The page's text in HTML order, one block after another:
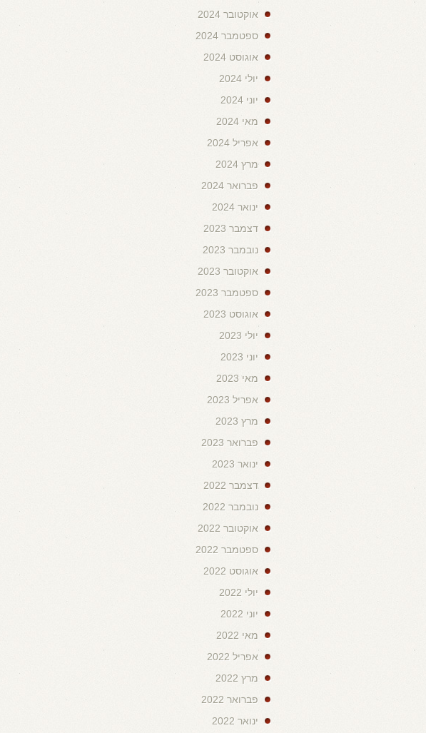
אוקטובר 2024
ספטמבר 2024
אוגוסט 2024
יולי 2024
יוני 2024
מאי 2024
אפריל 2024
מרץ 2024
פברואר 2024
ינואר 2024
דצמבר 2023
נובמבר 2023
אוקטובר 2023
ספטמבר 2023
אוגוסט 2023
יולי 2023
יוני 2023
מאי 2023
אפריל 2023
מרץ 2023
פברואר 2023
ינואר 2023
דצמבר 2022
נובמבר 2022
אוקטובר 2022
ספטמבר 2022
אוגוסט 2022
יולי 2022
יוני 2022
מאי 2022
אפריל 2022
מרץ 2022
פברואר 2022
ינואר 2022